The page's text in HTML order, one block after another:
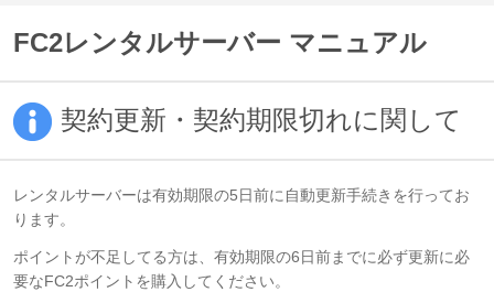
FC2レンタルサーバー マニュアル
契約更新・契約期限切れに関して
レンタルサーバーは有効期限の5日前に自動更新手続きを行ってお
ります。
ポイントが不足してる方は、有効期限の6日前までに必ず更新に必
要なFC2ポイントを購入してください。